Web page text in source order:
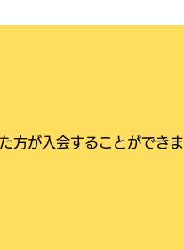
方が入会することができま